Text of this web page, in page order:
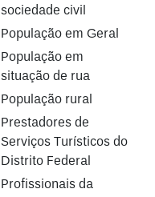
sociedade civil
População em Geral
População em
situação de rua
População rural
Prestadores de
Serviços Turísticos do
Distrito Federal
Profissionais da